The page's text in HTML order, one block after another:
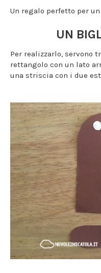
Un regalo perfetto per
UN
Per realizzarlo, servono
rettangolo con un lato
una striscia con i due